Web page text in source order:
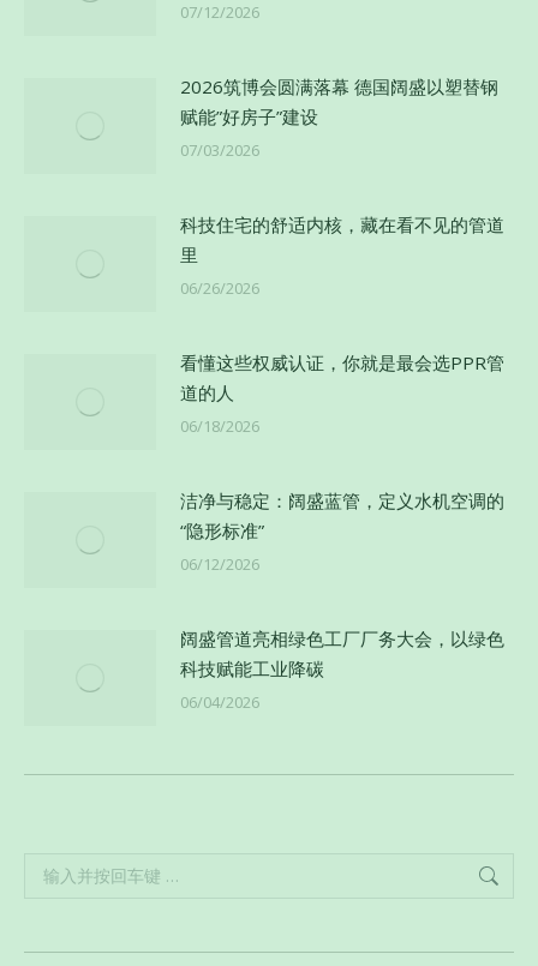
07/12/2026
2026筑博会圆满落幕 德国阔盛以塑替钢
赋能”好房子”建设
07/03/2026
科技住宅的舒适内核，藏在看不见的管道
里
06/26/2026
看懂这些权威认证，你就是最会选PPR管
道的人
06/18/2026
洁净与稳定：阔盛蓝管，定义水机空调的
“隐形标准”
06/12/2026
阔盛管道亮相绿色工厂厂务大会，以绿色
科技赋能工业降碳
06/04/2026
Search: